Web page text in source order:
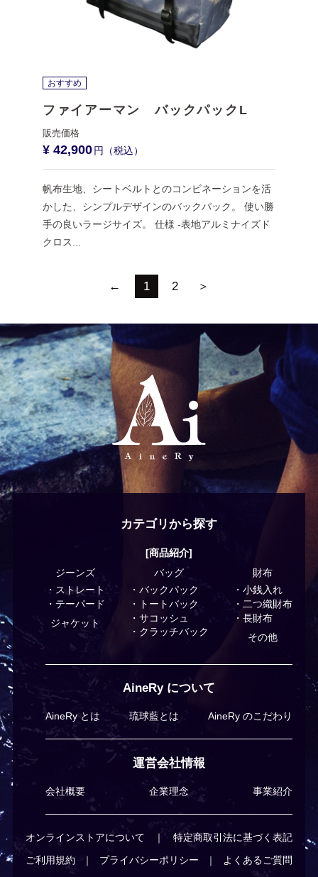
おすすめ
ファイアーマン バックパックL
¥ 42,900
帆布生地、シートベルトとのコンビネーションを活
かした、シンプルデザインのバックパック。 使い勝
手の良いラージサイズ。 仕様 -表地アルミナイズド
クロス...
← 1 2 ＞
カテゴリから探す
[商品紹介]
ジーンズ
ストレート
テーパード
ジャケット
バッグ
バックパック
トートバック
サコッシュ
クラッチバック
財布
小銭入れ
⼆つ織財布
⻑財布
その他
AineRy について
AineRy とは 琉球藍とは AineRy のこだわり
運営会社情報
会社概要 企業理念 事業紹介
オンラインストアについて ｜
特定商取引法に基づく表記
ご利⽤規約
｜ プライバシーポリシー ｜
よくあるご質問